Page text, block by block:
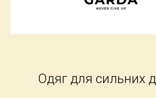
Одяг для сильних